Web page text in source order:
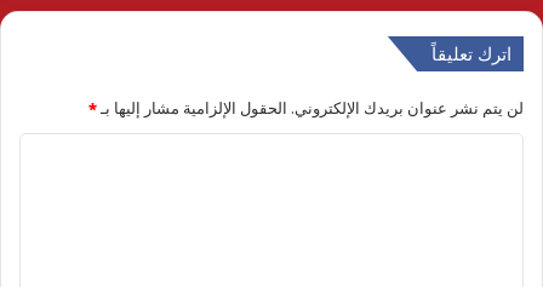
اترك تعليقاً
لن يتم نشر عنوان بريدك الإلكتروني. الحقول الإلزامية مشار إليها بـ*